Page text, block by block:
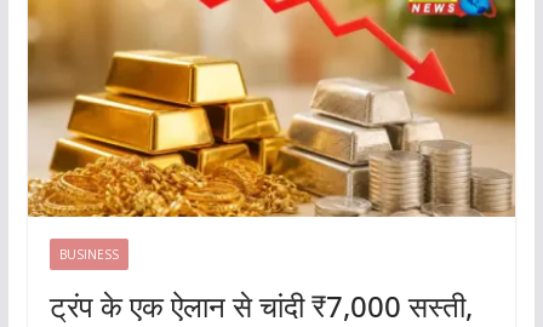
BUSINESS
ट्रंप के एक ऐलान से चांदी ₹7,000 सस्ती,